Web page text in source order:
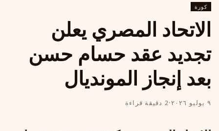
كورة
الاتحاد المصري يعلن
تجديد عقد حسام حسن
بعد إنجاز المونديال
٩ يوليو ٢٠٢٦ ·2 دقيقة قراءة